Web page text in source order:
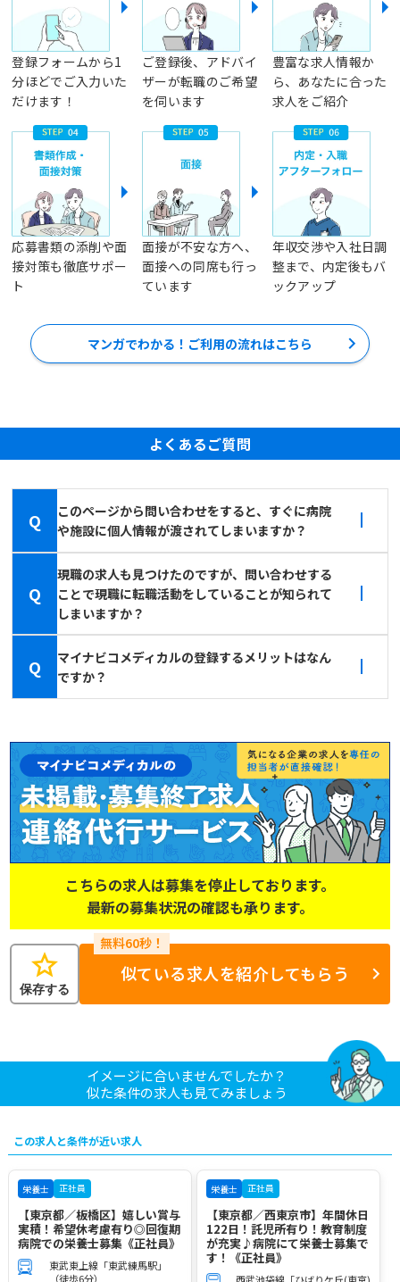
登録フォームから1
分ほどでご入力いた
だけます！
ご登録後、アドバイ
ザーが転職のご希望
を伺います
豊富な求人情報か
ら、あなたに合った
求人をご紹介
応募書類の添削や面
接対策も徹底サポー
ト
面接が不安な方へ、
面接への同席も行っ
ています
年収交渉や入社日調
整まで、内定後もバ
ックアップ
マンガでわかる！ご利用の流れはこちら
よくあるご質問
Q
このページから問い合わせをすると、すぐに病院
や施設に個人情報が渡されてしまいますか？
Q
現職の求人も見つけたのですが、問い合わせする
ことで現職に転職活動をしていることが知られて
しまいますか？
Q
マイナビコメディカルの登録するメリットはなん
ですか？
こちらの求人は募集を停止しております。
最新の募集状況の確認も承ります。
star
保存する
似ている求人を紹介してもらう
イメージに合いませんでしたか？
似た条件の求人も見てみましょう
この求人と条件が近い求人
栄養士 正社員
【東京都／板橋区】嬉しい賞与
実積！希望休考慮有り◎回復期
病院での栄養士募集《正社員》
東武東上線「東武練馬駅」
（徒歩6分）
栄養士 正社員
【東京都／西東京市】年間休日
122日！託児所有り！教育制度
が充実♪病院にて栄養士募集で
す！《正社員》